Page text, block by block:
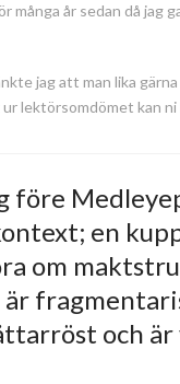
år sedan då jag
jag att man lika
lektörsomdömet kan ni
före
en
om
och